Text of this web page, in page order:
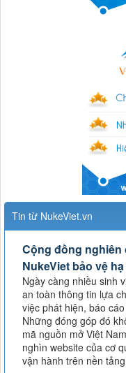
Tin từ NukeViet.vn
Cộng đồng
NukeViet bảo vệ
Ngày càng nhiều sinh
an toàn thông tin lựa
việc phát hiện, báo
Những đóng góp đó
mã nguồn mở Việt
nghìn website của cơ
vận hành trên nền